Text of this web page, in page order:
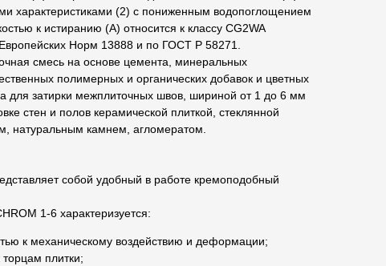
характеристиками (2) с пониженным водопоглощением
к истиранию (A) относится к классу CG2WA
Норм 13888 и по ГОСТ Р 58271.
смесь на основе цемента, минеральных
полимерных и органических добавок и цветных
для затирки межплиточных швов, шириной от 1 до 6 мм
стен и полов керамической плиткой, стеклянной
натуральным камнем, агломератом.
собой удобный в работе кремоподобный
1-6 характеризуется:
к механическому воздействию и деформации;
плитки;